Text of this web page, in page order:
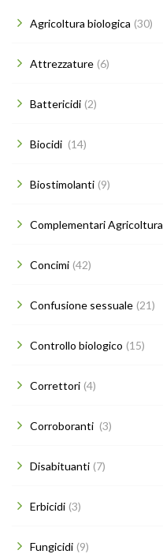
Agricoltura biologica (30)
Attrezzature (6)
Battericidi (2)
Biocidi (14)
Biostimolanti (9)
Complementari Agricoltura
Concimi (42)
Confusione sessuale (21)
Controllo biologico (15)
Correttori (4)
Corroboranti (3)
Disabituanti (7)
Erbicidi (3)
Fungicidi (9)